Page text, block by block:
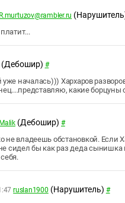
(Дебошир) #
уже началась))) Хархаров
какие
(Дебошир) #
не владеешь обстановкой. Если
сидел бы как раз деда сынишка
ruslan1900 (Нарушитель) #